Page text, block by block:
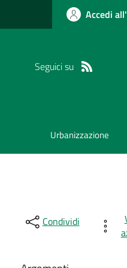
Accedi
Seguici su
Urbanizzazione
Condividi